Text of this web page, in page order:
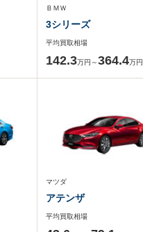
ＢＭＷ
3シリーズ
平均買取相場
142.3万円～364.4万円
マツダ
アテンザ
平均買取相場